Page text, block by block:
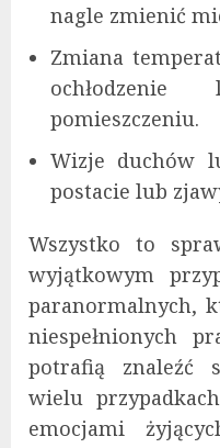
nagle zmienić
Zmiana
pomieszczeniu.
Wizje duchów
postacie lub
Wszystko to
wyjątkowym
paranormalnych,
niespełnionych
potrafią znaleźć
wielu
emocjami